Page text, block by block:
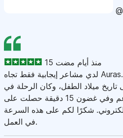
15 منذ أيام مضت
لدي مشاعر إيجابية فقط تجاه Auras. أخطأت عند تعبئة الوثيقة
ميلاد الطفل، وكان الرحلة في
اليوم التالي، كتبت إلى الدعم وفي غضون 15 دقيقة حصلت على
شكرًا لكم على هذه السرعة
في العمل.